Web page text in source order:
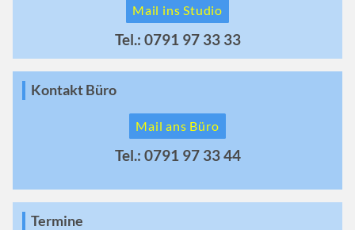
Mail ins Studio
Tel.: 0791 97 33 33
Kontakt Büro
Mail ans Büro
Tel.: 0791 97 33 44
Termine